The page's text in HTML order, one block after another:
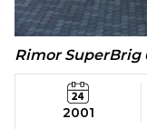
Rimor SuperBrig
2001